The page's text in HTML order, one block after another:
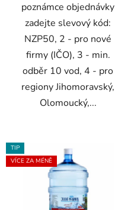
poznámce objednávky
zadejte slevový kód:
NZP50, 2 - pro nové
firmy (IČO), 3 - min.
odběr 10 vod, 4 - pro
regiony Jihomoravský,
Olomoucký,...
TIP
VÍCE ZA MÉNĚ